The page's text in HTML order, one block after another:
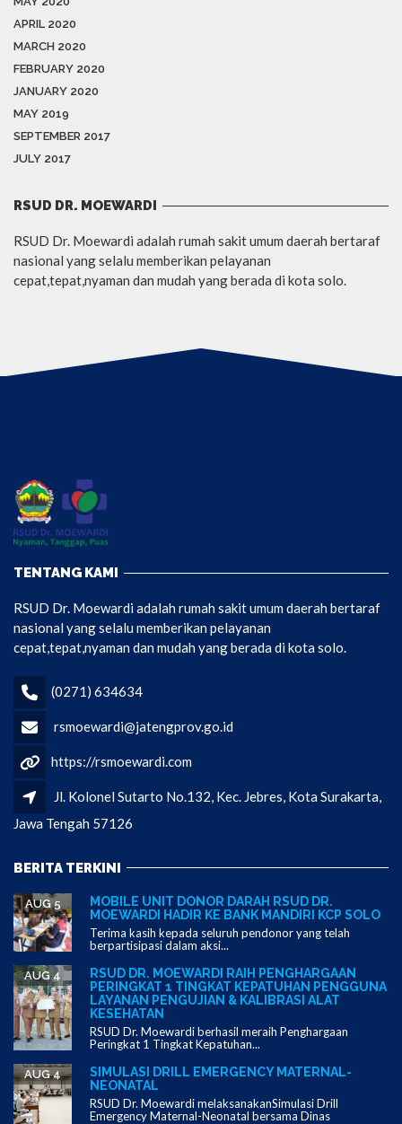
APRIL 2020
MARCH 2020
FEBRUARY 2020
JANUARY 2020
MAY 2019
SEPTEMBER 2017
JULY 2017
RSUD DR. MOEWARDI
RSUD Dr. Moewardi adalah rumah sakit umum daerah bertaraf
nasional yang selalu memberikan pelayanan
cepat,tepat,nyaman dan mudah yang berada di kota solo.
TENTANG KAMI
RSUD Dr. Moewardi adalah rumah sakit umum daerah bertaraf
nasional yang selalu memberikan pelayanan
cepat,tepat,nyaman dan mudah yang berada di kota solo.
(0271) 634634
rsmoewardi@jatengprov.go.id
https://rsmoewardi.com
Jl. Kolonel Sutarto No.132, Kec. Jebres, Kota Surakarta,
Jawa Tengah 57126
BERITA TERKINI
MOBILE UNIT DONOR DARAH RSUD DR.
MOEWARDI HADIR KE BANK MANDIRI KCP SOLO
AUG 5
Terima kasih kepada seluruh pendonor yang telah
berpartisipasi dalam aksi...
RSUD DR. MOEWARDI RAIH PENGHARGAAN
PERINGKAT 1 TINGKAT KEPATUHAN PENGGUNA
LAYANAN PENGUJIAN & KALIBRASI ALAT
KESEHATAN
AUG 4
RSUD Dr. Moewardi berhasil meraih Penghargaan
Peringkat 1 Tingkat Kepatuhan...
SIMULASI DRILL EMERGENCY MATERNAL-
NEONATAL
AUG 4
RSUD Dr. Moewardi melaksanakanSimulasi Drill
Emergency Maternal-Neonatal bersama Dinas